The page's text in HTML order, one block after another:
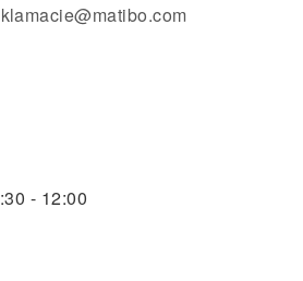
- 12:00